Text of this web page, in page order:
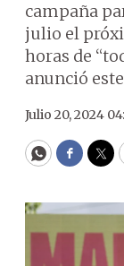
campaña
julio el
horas de
anunció
Julio 20, 2024
WhatsApp